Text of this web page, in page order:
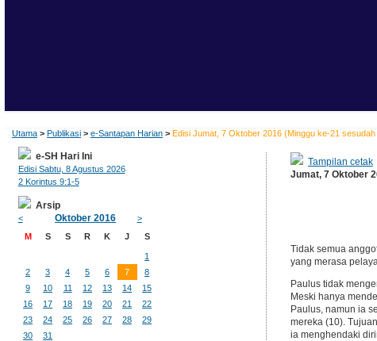
Utama > Publikasi > e-Santapan Harian > Edisi Jumat, 7 Oktober 2016 (Minggu ke-21
Tampilan cetak
Jumat, 7 Oktober
Tidak semua
yang merasa
Paulus tidak
Meski hanya
Paulus, namun ia
mereka (10).
ia menghendaki
e-SH Hari Ini
Edisi Sabtu, 8 Agustus 2026
2 Korintus 9:1-5
Arsip
< Oktober 2016
>
M
S S R K J S
1
2
3 4 5 6 7
8
9
10 11 12 13 14
15
16
17 18 19 20 21
22
23
24 25 26 27 28
29
30
31